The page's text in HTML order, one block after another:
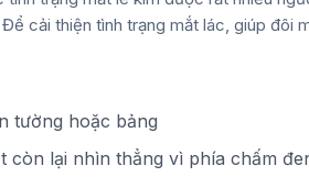
cải thiện tình trạng mắt lác, giúp đôi
tường hoặc bảng
còn lại nhìn thẳng vì phía chấm